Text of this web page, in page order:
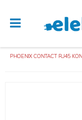
PHOENIX CONTACT RJ45